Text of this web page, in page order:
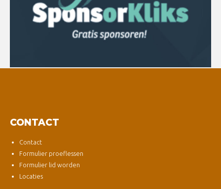
CONTACT
Contact
Formulier proeflessen
Formulier lid worden
Locaties